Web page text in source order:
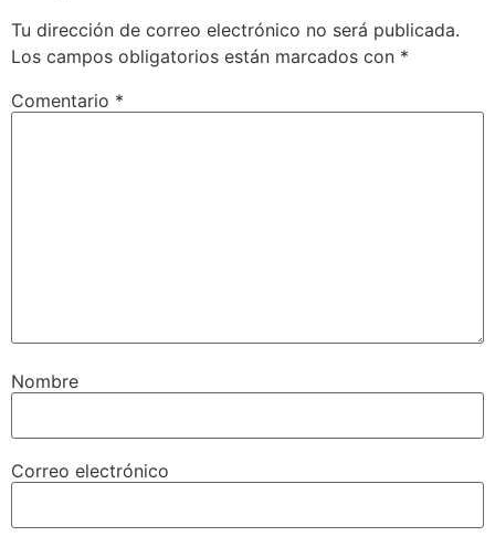
Tu dirección de correo electrónico no será publicada.
Los campos obligatorios están marcados con *
Comentario *
Nombre
Correo electrónico